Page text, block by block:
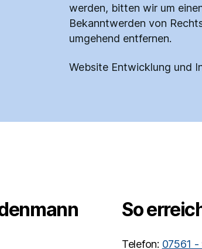
werden, bitten wir um
Bekanntwerden von
umgehend entfernen.
Website Entwicklung und
So
Telefon: 07561